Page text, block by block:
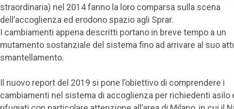
straordinaria) nel 2014 fanno la loro comparsa sulla scena
dell’accoglienza ed erodono spazio agli Sprar.
I cambiamenti appena descritti portano in breve tempo a un
mutamento sostanziale del sistema fino ad arrivare al suo
smantellamento.
Il nuovo report del 2019 si pone l’obiettivo di comprendere i
cambiamenti nel sistema di accoglienza per richiedenti asilo